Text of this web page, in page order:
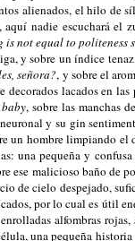
alienados, el hilo de
nadie escuchará el
is not equal to politeness
y sobre un índice
señora?, y sobre el
lacados en las
baby, sobre las manchas
y su gin
un hombre limpiando el
una pequeña y
ese malicioso baño de
de cielo despejado,
por lo cual es útil
alfombras rojas,
una pequeña